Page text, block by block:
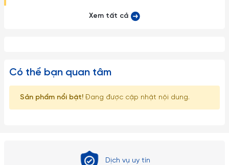
Xem tất cả
Có thể bạn quan tâm
Sản phẩm nổi bật! Đang được cập nhật nội dung.
Dịch vụ uy tín